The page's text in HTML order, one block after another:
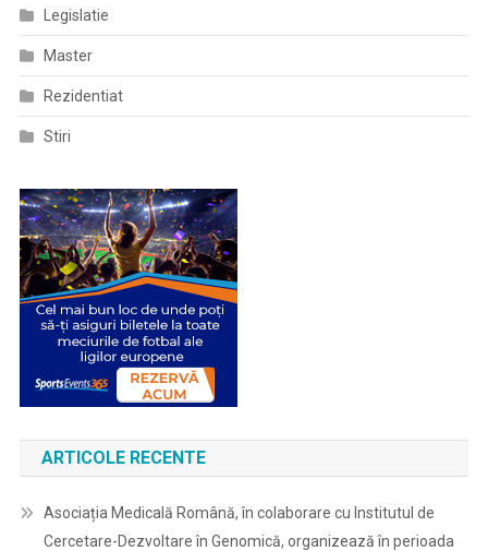
Legislatie
Master
Rezidentiat
Stiri
ARTICOLE RECENTE
Asociația Medicală Română, în colaborare cu Institutul de
Cercetare-Dezvoltare în Genomică, organizează în perioada